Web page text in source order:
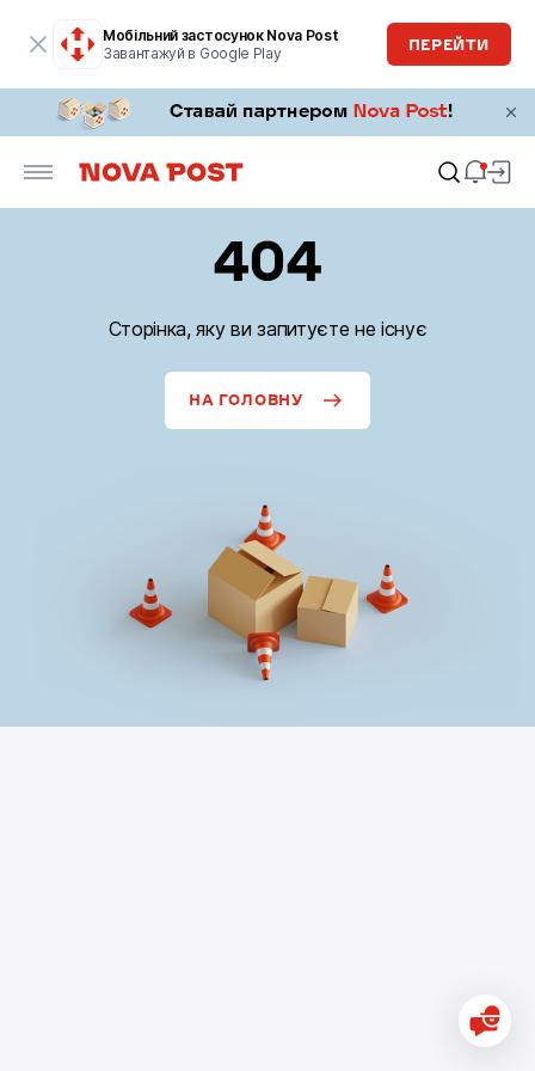
Мобільний застосунок Nova Post
Завантажуй в Google Play
ПЕРЕЙТИ
404
Сторінка, яку ви запитуєте не існує
НА ГОЛОВНУ